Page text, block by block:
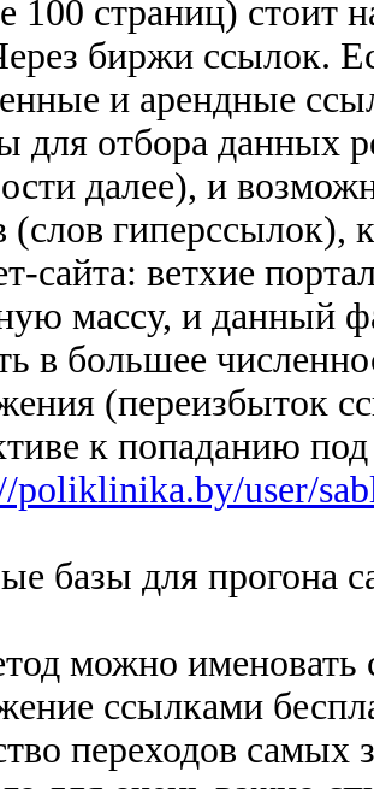
100 страниц) стоит
биржи ссылок.
и арендные
для отбора данных
далее), и
(слов гиперссылок),
сайта: ветхие
массу, и данный
в большее
(переизбыток
к попаданию
poliklinika.by/user/
базы для прогона
можно
ссылками
переходов самых